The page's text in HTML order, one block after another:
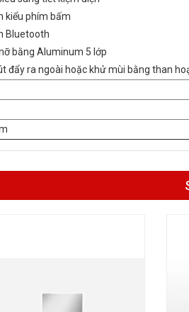
kiểu phím bấm
Bluetooth
bằng Aluminum 5 lớp
đẩy ra ngoài hoặc khử mùi bằng than